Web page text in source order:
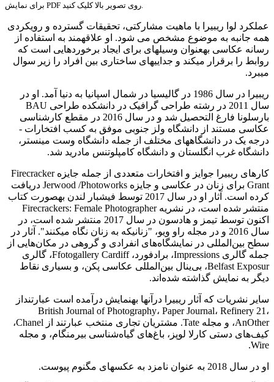
برای نمایش PDF روی تصویر بالا کلیک کنید.
عملکرد لوا ریبیرا با ماهیت مشارکتی، تحقیقات گسترده و رویکردی
همه جانبه به موضوع مشخص می شود. او علاقه­مند به استفاده از
رسانه عکاسی به­عنوان وسیله­ای برای ایجاد برخوردهایی است که
روابط را برقرار می­کند و جدایی­های ساختاری بین افراد را زیر سوال
می­برد.
ریبیرا در سال 1986 در گالیسیا در شمال اسپانیا به دنیا آمد. او در
سال 2011 در رشته طراحی گرافیک در دانشکده طراحی BAU
بارسلونا فارغ التحصیل شد و در سال 2016 در مقطع کارشناسی
عکاسی مستند از دانشگاه ولز جنوبی موفق به کسب افتخارات ­
درجه یک در دانشگاه­های مختلف از جمله دانشگاه وست مینستر،
دانشگاه غرب انگلستان و دانشگاه کامپلوتنس مادرید شد.
کارهای ریبیرا جوایز و افتخارات متعددی از جمله جایزه Firecracker
Grant برای زنان در عکاسی و جایزه Jerwood /Photoworks دریافت
کرده است. آثار او در سال 2017 توسط فیشبار لندن به­صورت کتاب
منتشر شده است، در نشریه Firecrackers: Female Photographer
اکنون توسط تیمز و هادسون در سال 2017 منتشر شده است، در
سال 2016 و در مجله راو ویو، "زنانی­که به زنان نگاه می­کنند". آثار در
سطح بین‌المللی در نمایشگاه‌های انفرادی و گروهی در مکان‌هایی از
جمله گالری Impressions، برادفورد، Ffotogallery Cardiff، گالری
Belfast Exposur، بی‌ینال بین‌المللی عکاسی پکن، و بسیاری نقاط
دیگر به نمایش گذاشته شده‌اند.
سایر نشریات که آثار ریبیرا در­آنها به­نمایش درآمده است عبارتند­از
British Journal of Photography، Paper Journal، Refinery 21،
AnOther، و مجله Tate. مشتریان تجاری منتخب عبارتند از Chanel،
کیف‌های دستی کارلا لوپز، باغ‌های گیاه‌شناسی بیرمنگام، و مجله
Wire.
او در سال 2018 به عنوان نامزد به عکس­های مگنوم پیوست.